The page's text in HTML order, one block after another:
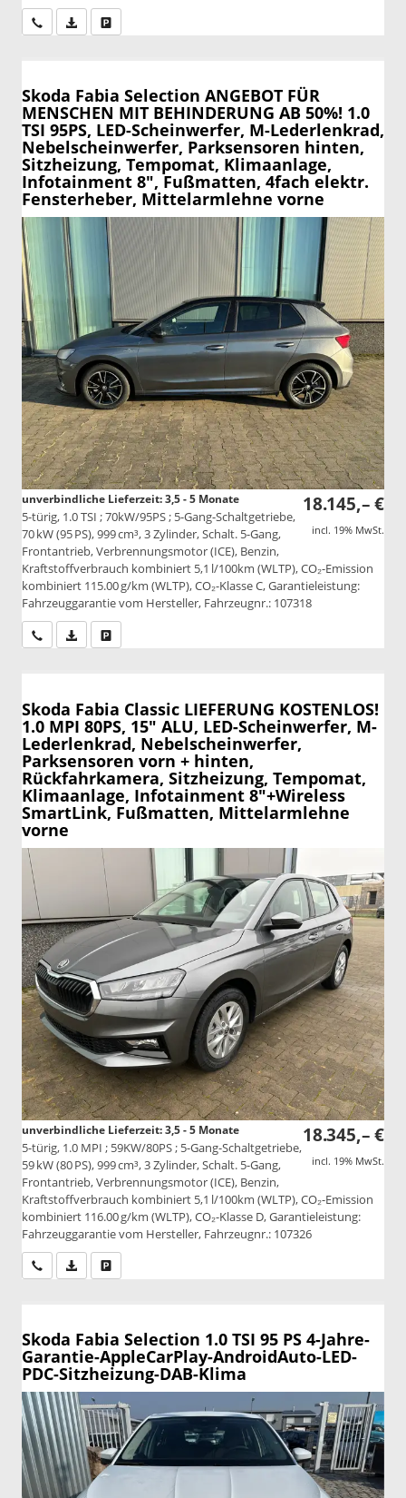
Wir rufen Sie anPDF-Datei, Fahrzeugexposé drucken
Skoda Fabia Selection ANGEBOT FÜR
MENSCHEN MIT BEHINDERUNG AB 50%! 1.0
TSI 95PS, LED-Scheinwerfer, M-Lederlenkrad,
Nebelscheinwerfer, Parksensoren hinten,
Sitzheizung, Tempomat, Klimaanlage,
Infotainment 8", Fußmatten, 4fach elektr.
Fensterheber, Mittelarmlehne vorne
18.145,– €
incl. 19% MwSt.
unverbindliche Lieferzeit: 3,5 - 5 Monate
5-türig, 1.0 TSI ; 70kW/95PS ; 5-Gang-Schaltgetriebe,
70 kW (95 PS), 999 cm³, 3 Zylinder, Schalt. 5-Gang,
Frontantrieb, Verbrennungsmotor (ICE), Benzin,
Kraftstoffverbrauch kombiniert 5,1 l/100km (WLTP), CO₂-Emission
kombiniert 115.00 g/km (WLTP), CO₂-Klasse C, Garantieleistung:
Fahrzeuggarantie vom Hersteller, Fahrzeugnr.: 107318
Wir rufen Sie anPDF-Datei, Fahrzeugexposé drucken
Skoda Fabia Classic LIEFERUNG KOSTENLOS!
1.0 MPI 80PS, 15" ALU, LED-Scheinwerfer, M-
Lederlenkrad, Nebelscheinwerfer,
Parksensoren vorn + hinten,
Rückfahrkamera, Sitzheizung, Tempomat,
Klimaanlage, Infotainment 8"+Wireless
SmartLink, Fußmatten, Mittelarmlehne
vorne
18.345,– €
incl. 19% MwSt.
unverbindliche Lieferzeit: 3,5 - 5 Monate
5-türig, 1.0 MPI ; 59KW/80PS ; 5-Gang-Schaltgetriebe,
59 kW (80 PS), 999 cm³, 3 Zylinder, Schalt. 5-Gang,
Frontantrieb, Verbrennungsmotor (ICE), Benzin,
Kraftstoffverbrauch kombiniert 5,1 l/100km (WLTP), CO₂-Emission
kombiniert 116.00 g/km (WLTP), CO₂-Klasse D, Garantieleistung:
Fahrzeuggarantie vom Hersteller, Fahrzeugnr.: 107326
Wir rufen Sie anPDF-Datei, Fahrzeugexposé drucken
Skoda Fabia Selection 1.0 TSI 95 PS 4-Jahre-
Garantie-AppleCarPlay-AndroidAuto-LED-
PDC-Sitzheizung-DAB-Klima